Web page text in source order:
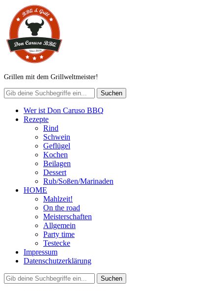
Grillen mit dem Grillweltmeister!
Wer ist Don Caruso BBQ
Rezepte
Rind
Schwein
Geflügel
Kochen
Beilagen
Dessert
Rub/Soßen/Marinaden
HOME
Mahlzeit!
On the road
Meisterschaften
Allgemein
Party time
Testecke
Impressum
Datenschutzerklärung